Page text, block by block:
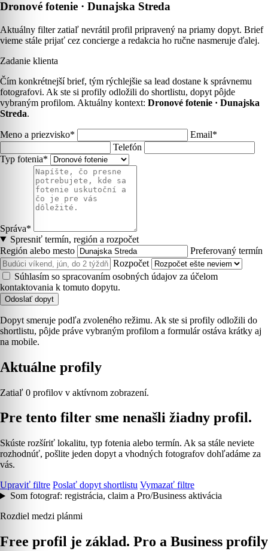
Dronové fotenie · Dunajska Streda
Aktuálny filter zatiaľ nevrátil profil pripravený na priamy dopyt. Brief
vieme stále prijať cez concierge a redakcia ho ručne nasmeruje ďalej.
Zadanie klienta
Čím konkrétnejší brief, tým rýchlejšie sa lead dostane k správnemu
fotografovi. Ak ste si profily odložili do shortlistu, dopyt pôjde
vybraným profilom. Aktuálny kontext: Dronové fotenie · Dunajska
Streda.
Meno a priezvisko*
Email*
Telefón
Typ fotenia*
Správa*
Spresniť termín, región a rozpočet
Región alebo mesto
Preferovaný termín
Rozpočet
Súhlasím so spracovaním osobných údajov za účelom
kontaktovania k tomuto dopytu.
Odoslať dopyt
Dopyt smeruje podľa zvoleného režimu. Ak ste si profily odložili do
shortlistu, pôjde práve vybraným profilom a formulár ostáva krátky aj
na mobile.
Aktuálne profily
Zatiaľ 0 profilov v aktívnom zobrazení.
Pre tento filter sme nenašli žiadny profil.
Skúste rozšíriť lokalitu, typ fotenia alebo termín. Ak sa stále neviete
rozhodnúť, pošlite jeden dopyt a vhodných fotografov dohľadáme za
vás.
Upraviť filtre Poslať dopyt shortlistu Vymazať filtre
Som fotograf: registrácia, claim a Pro/Business aktivácia
Rozdiel medzi plánmi
Free profil je základ. Pro a Business profily